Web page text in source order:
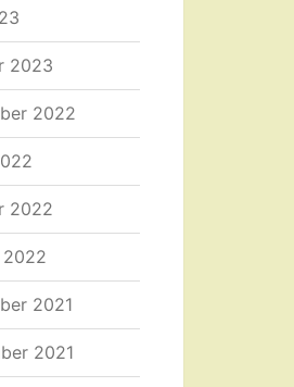
2023
2022
2022
2022
2021
2021